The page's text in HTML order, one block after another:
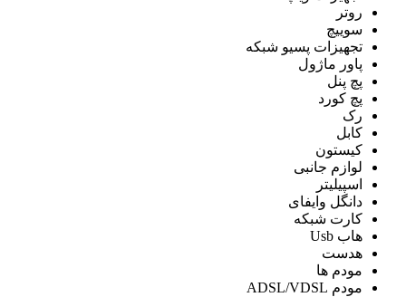
روتر
سوییچ
تجهیزات پسیو شبکه
پاور ماژول
پچ پنل
پچ کورد
رک
کابل
کیستون
لوازم جانبی
اسپیلیتر
دانگل وایفای
کارت شبکه
هاب Usb
هدست
مودم ها
مودم ADSL/VDSL